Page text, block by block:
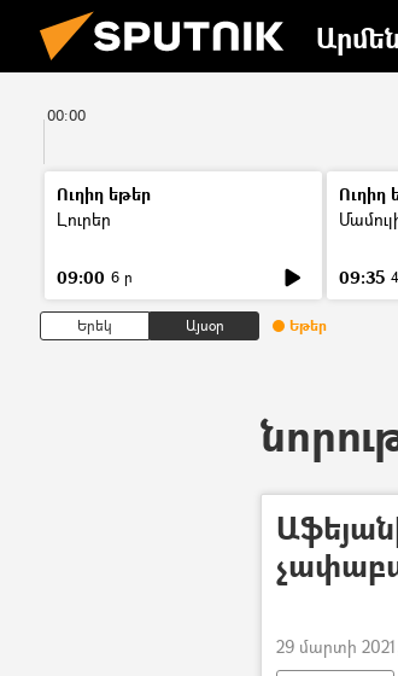
00:00
Ուղիղ եթեր
Լուրեր
09:00 6 ր
Ուղիղ
09:35
Երեկ Այսօր Եթեր
29 մարտի